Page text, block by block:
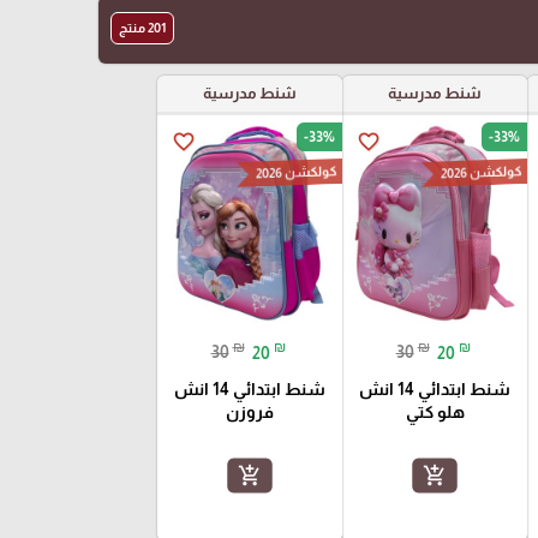
201 منتج
شنط مدرسية
favorite_border -33%
كولكشن 2026
30 ₪ 20 ₪
شنط ابتدائي 14 انش
هلو كتي
add_shopping_cart
شنط مدرسية
favorite_border -33%
كولكشن 2026
30 ₪ 20 ₪
شنط ابتدائي 14 انش
فروزن
add_shopping_cart